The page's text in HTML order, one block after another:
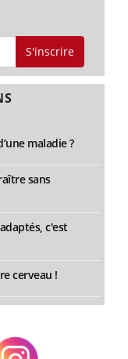
S'inscrire
maladie ?
sans
c'est
cerveau !